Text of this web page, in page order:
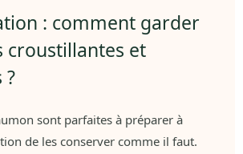
: comment garder
croustillantes et
?
sont parfaites à préparer à
de les conserver comme il faut.